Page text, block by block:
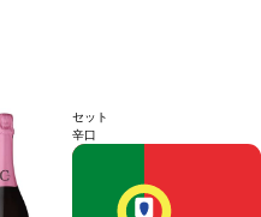
セット
辛口